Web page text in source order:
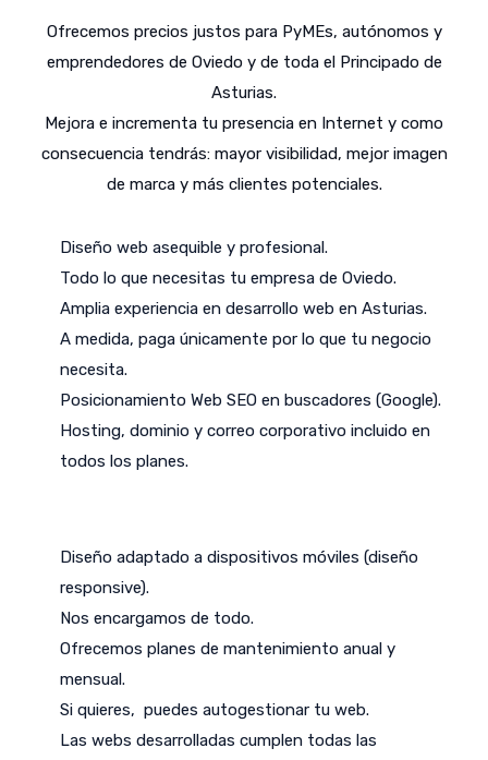
Ofrecemos precios justos para PyMEs, autónomos y
emprendedores de Oviedo y de toda el Principado de
Asturias.
Mejora e incrementa tu presencia en Internet y como
consecuencia tendrás: mayor visibilidad, mejor imagen
de marca y más clientes potenciales.
Diseño web asequible y profesional.
Todo lo que necesitas tu empresa de Oviedo.
Amplia experiencia en desarrollo web en Asturias.
A medida, paga únicamente por lo que tu negocio
necesita.
Posicionamiento Web SEO en buscadores (Google).
Hosting, dominio y correo corporativo incluido en
todos los planes.
Diseño adaptado a dispositivos móviles (diseño
responsive).
Nos encargamos de todo.
Ofrecemos planes de mantenimiento anual y
mensual.
Si quieres, puedes autogestionar tu web.
Las webs desarrolladas cumplen todas las